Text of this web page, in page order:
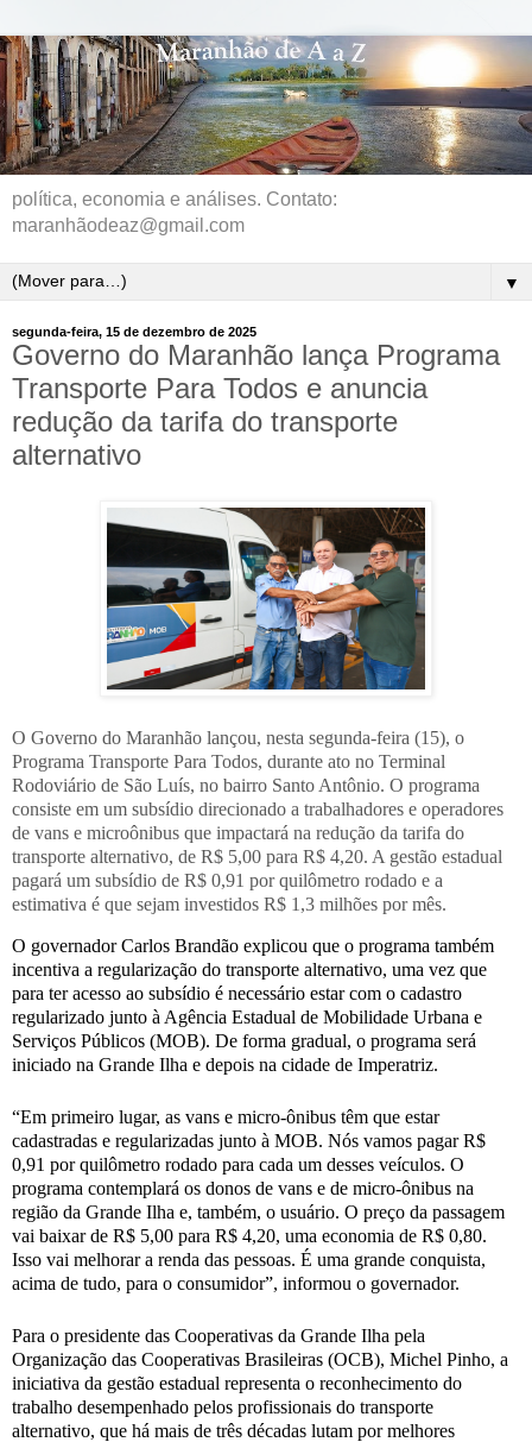
política, economia e análises. Contato:
maranhãodeaz@gmail.com
▼
segunda-feira, 15 de dezembro de 2025
Governo do Maranhão lança Programa
Transporte Para Todos e anuncia
redução da tarifa do transporte
alternativo
O Governo do Maranhão lançou, nesta segunda-feira (15), o
Programa Transporte Para Todos, durante ato no Terminal
Rodoviário de São Luís, no bairro Santo Antônio. O programa
consiste em um subsídio direcionado a trabalhadores e operadores
de vans e microônibus que impactará na redução da tarifa do
transporte alternativo, de R$ 5,00 para R$ 4,20. A gestão estadual
pagará um subsídio de R$ 0,91 por quilômetro rodado e a
estimativa é que sejam investidos R$ 1,3 milhões por mês.
O governador Carlos Brandão explicou que o programa também
incentiva a regularização do transporte alternativo, uma vez que
para ter acesso ao subsídio é necessário estar com o cadastro
regularizado junto à Agência Estadual de Mobilidade Urbana e
Serviços Públicos (MOB). De forma gradual, o programa será
iniciado na Grande Ilha e depois na cidade de Imperatriz.
“Em primeiro lugar, as vans e micro-ônibus têm que estar
cadastradas e regularizadas junto à MOB. Nós vamos pagar R$
0,91 por quilômetro rodado para cada um desses veículos. O
programa contemplará os donos de vans e de micro-ônibus na
região da Grande Ilha e, também, o usuário. O preço da passagem
vai baixar de R$ 5,00 para R$ 4,20, uma economia de R$ 0,80.
Isso vai melhorar a renda das pessoas. É uma grande conquista,
acima de tudo, para o consumidor”, informou o governador.
Para o presidente das Cooperativas da Grande Ilha pela
Organização das Cooperativas Brasileiras (OCB), Michel Pinho, a
iniciativa da gestão estadual representa o reconhecimento do
trabalho desempenhado pelos profissionais do transporte
alternativo, que há mais de três décadas lutam por melhores